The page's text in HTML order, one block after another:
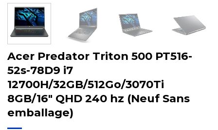
Acer Predator Triton 500 PT516-
52s-78D9 i7
12700H/32GB/512Go/3070Ti
8GB/16″ QHD 240 hz (Neuf Sans
emballage)